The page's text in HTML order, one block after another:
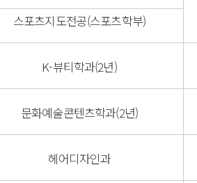
스포츠지도전공(스포츠학부)
K-뷰티학과(2년)
문화예술콘텐츠학과(2년)
헤어디자인과